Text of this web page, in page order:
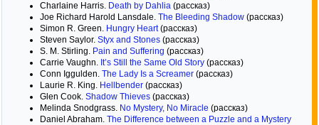
Charlaine Harris. Death by Dahlia (рассказ)
Joe Richard Harold Lansdale. The Bleeding Shadow (рассказ)
Simon R. Green. Hungry Heart(рассказ)
Steven Saylor. Styx and Stones (рассказ)
S. M. Stirling. Pain and Suffering (рассказ)
Carrie Vaughn. It’s Still the Same Old Story (рассказ)
Conn Iggulden. The Lady Is a Screamer (рассказ)
Laurie R. King. Hellbender (рассказ)
Glen Cook. Shadow Thieves (рассказ)
Melinda Snodgrass. No Mystery, No Miracle (рассказ)
Daniel Abraham. The Difference between a Puzzle and a Mystery